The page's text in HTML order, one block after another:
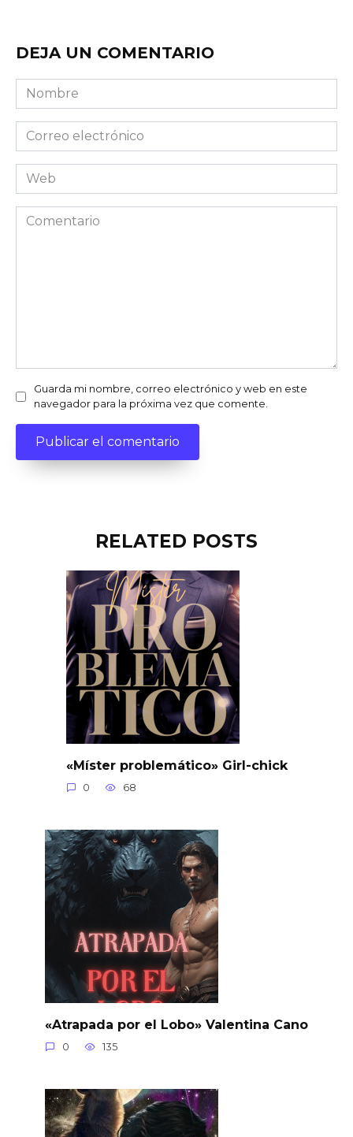
DEJA UN COMENTARIO
Nombre
Correo
electrónico
Web
Comentario
Guarda mi nombre, correo electrónico y web en este
navegador para la próxima vez que comente.
RELATED POSTS
«Míster problemático» Girl-chick
0 68
«Atrapada por el Lobo» Valentina Cano
0 135